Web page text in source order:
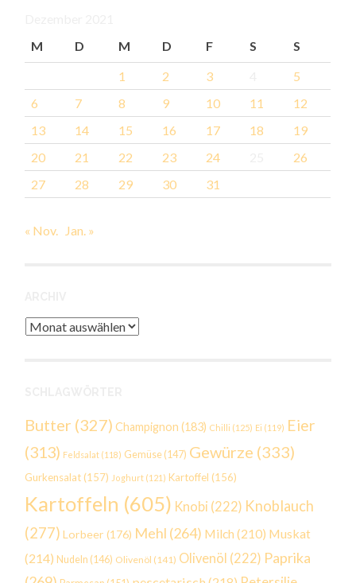
M
D M D F S
S
1
2 3
5
6
7 8 9 10 11
12
13
14 15 16 17 18
19
20
21 22 23 24
26
27
28 29 30 31
« Nov. Jan. »
Archiv
Butter (327) Champignon (183) Chilli (125) Ei (119) Eier
(313) Feldsalat (118) Gemüse (147) Gewürze (333)
Gurkensalat (157) Joghurt (121) Kartoffel (156)
Kartoffeln (605) Knobi (222) Knoblauch
(277) Lorbeer (176) Mehl (264) Milch (210) Muskat
(214) Nudeln (146) Olivenöl (141) Olivenöl (222) Paprika